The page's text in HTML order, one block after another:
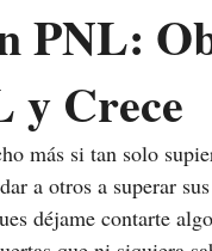
PNL:
y Crece
más si tan solo
a otros a superar
déjame contarte